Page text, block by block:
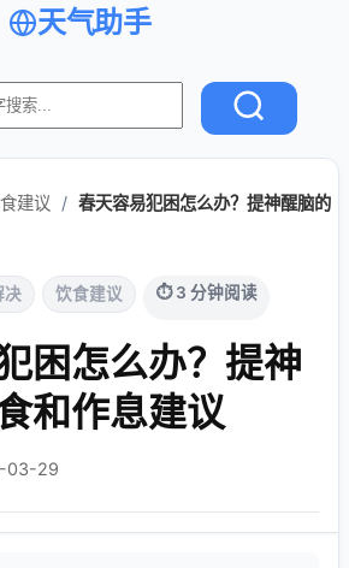
天气助手
建议 / 春天容易犯困怎么办？提神醒脑的
决 饮食建议 ⏱ 3 分钟阅读
困怎么办？提神
和作息建议
03-29